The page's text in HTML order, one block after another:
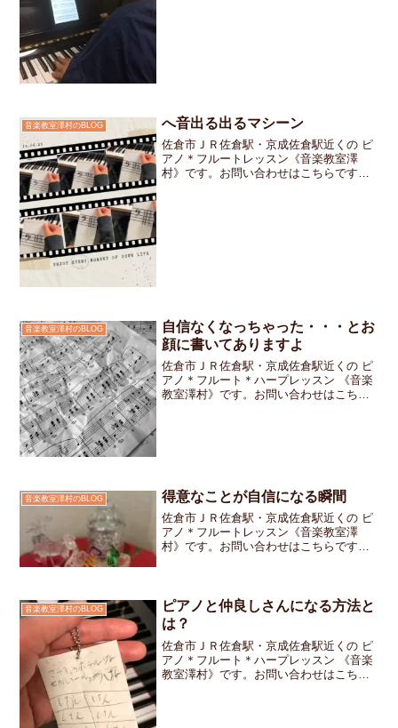
音楽教室澤村のBLOG へ音出る出るマシーン
佐倉市ＪＲ佐倉駅・京成佐倉駅近くの ピ
アノ＊フルートレッスン《音楽教室澤
村》です。お問い合わせはこちらです
音楽教室澤村のBLOG
自信なくなっちゃった・・・とお
顔に書いてありますよ
佐倉市ＪＲ佐倉駅・京成佐倉駅近くの ピ
アノ＊フルート＊ハープレッスン 《音楽
教室澤村》です。お問い合わせはこちら
音楽教室澤村のBLOG 得意なことが自信になる瞬間
佐倉市ＪＲ佐倉駅・京成佐倉駅近くの ピ
アノ＊フルートレッスン《音楽教室澤
村》です。お問い合わせはこちらです冬
曲を、弾こうかな～」でも...
音楽教室澤村のBLOG
ピアノと仲良しさんになる方法と
は？
佐倉市ＪＲ佐倉駅・京成佐倉駅近くの ピ
アノ＊フルート＊ハープレッスン 《音楽
教室澤村》です。お問い合わせはこちら